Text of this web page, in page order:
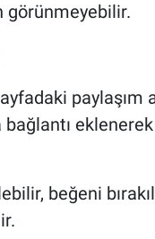
görünmeyebilir.
paylaşım
beğeni